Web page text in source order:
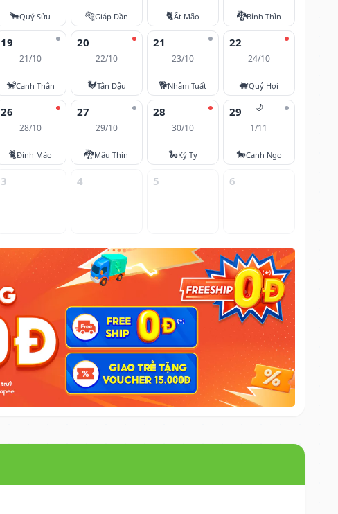
🐂Quý Sửu 🐅Giáp Dần 🐈Ất Mão 🐉Bính Thìn
19
21/10
🐒Canh Thân
20
22/10
🐓Tân Dậu
21
23/10
🐕Nhâm Tuất
22
24/10
🐖Quý Hợi
26
28/10
🐈Đinh Mão
27
29/10
🐉Mậu Thìn
28
30/10
🐍Kỷ Tỵ
🌙
29
1/11
🐎Canh Ngọ
3 4 5 6